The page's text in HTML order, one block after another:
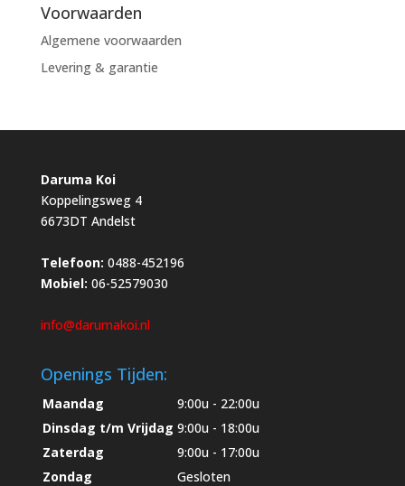
Voorwaarden
Algemene voorwaarden
Levering & garantie
Daruma Koi
Koppelingsweg 4
6673DT Andelst
Telefoon: 0488-452196
Mobiel: 06-52579030
info@darumakoi.nl
Openings Tijden:
Maandag
9:00u - 22:00u
Dinsdag t/m Vrijdag 9:00u - 18:00u
Zaterdag
9:00u - 17:00u
Zondag
Gesloten